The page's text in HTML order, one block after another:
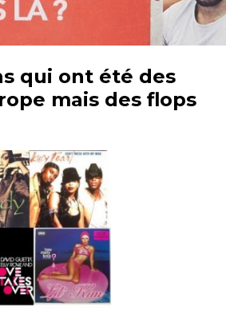
qui ont été des
mais des flops